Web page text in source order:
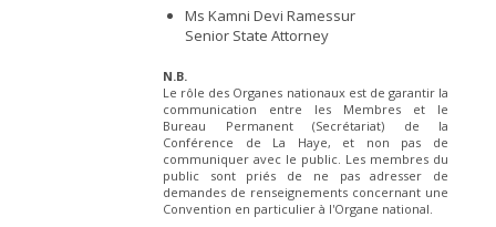
Ms Kamni Devi Ramessur
Senior State Attorney
N.B.
Le rôle des Organes nationaux est de garantir la
communication entre les Membres et le
Bureau Permanent (Secrétariat) de la
Conférence de La Haye, et non pas de
communiquer avec le public. Les membres du
public sont priés de ne pas adresser de
demandes de renseignements concernant une
Convention en particulier à l'Organe national.